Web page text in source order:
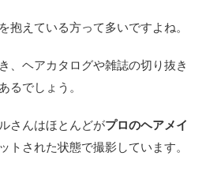
抱えている方って多いですよね。
、ヘアカタログや雑誌の切り抜き
るでしょう。
さんはほとんどがプロのヘアメイ
トされた状態で撮影しています。